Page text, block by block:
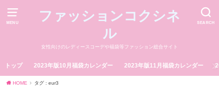
MENU SEARCH
ファッションコクシネ
ル
女性向けのレディースコーデや福袋等ファッション総合サイト
トップ 2023年版10月福袋カレンダー 2023年版11月福袋カレンダー
HOME タグ : eur3